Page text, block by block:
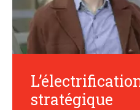
stratégique